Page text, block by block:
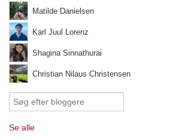
Matilde Danielsen
Karl Juul Lorenz
Shagina Sinnathurai
Christian Nilaus Christensen
Se alle